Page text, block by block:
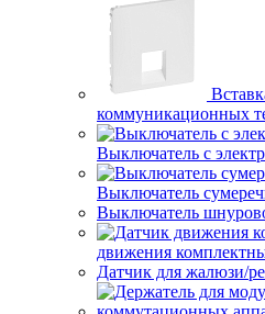
коммуникационных
Выключатель с
Выключатель
Выключатель
движения
Датчик для жалюзи/